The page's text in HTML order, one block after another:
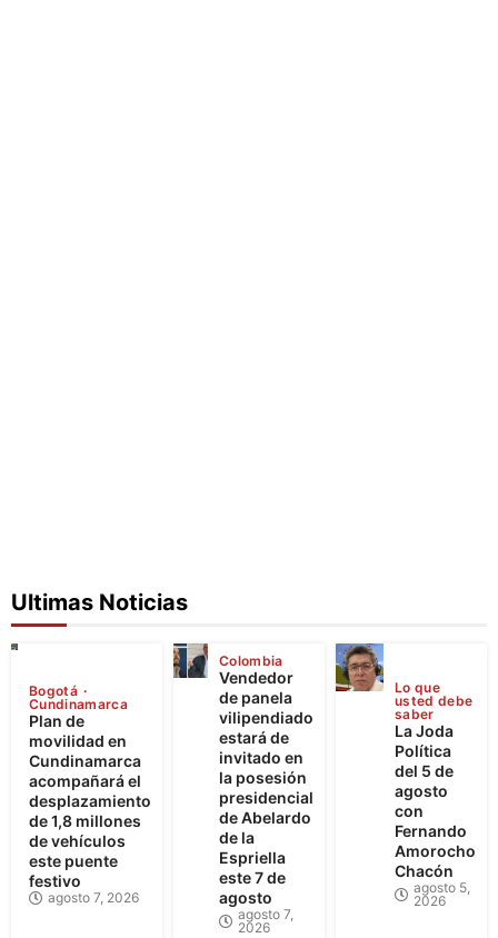
Ultimas Noticias
Bogotá
Cundinamarca
Plan de
movilidad en
Cundinamarca
acompañará el
desplazamiento
de 1,8 millones
de vehículos
este puente
festivo
agosto 7, 2026
Colombia
Vendedor
de panela
vilipendiado
estará de
invitado en
la posesión
presidencial
de Abelardo
de la
Espriella
este 7 de
agosto
agosto 7,
2026
Lo que
usted debe
saber
La Joda
Política
del 5 de
agosto
con
Fernando
Amorocho
Chacón
agosto 5,
2026